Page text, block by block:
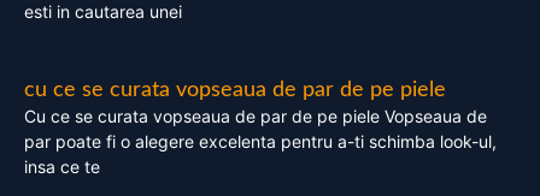
esti in cautarea unei
cu ce se curata vopseaua de par de pe piele
Cu ce se curata vopseaua de par de pe piele Vopseaua de
par poate fi o alegere excelenta pentru a-ti schimba look-ul,
insa ce te